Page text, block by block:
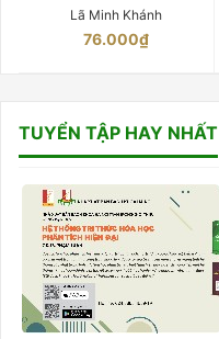
Lã Minh Khánh
76.000₫
TUYỂN TẬP HAY NHẤT